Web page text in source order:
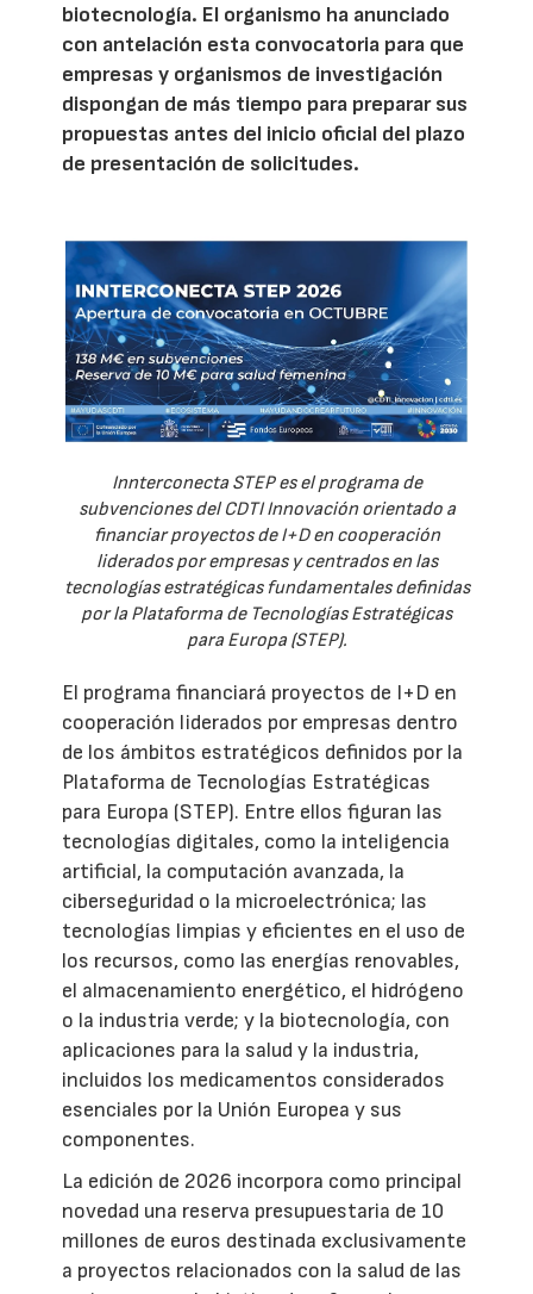
biotecnología. El organismo ha anunciado
con antelación esta convocatoria para que
empresas y organismos de investigación
dispongan de más tiempo para preparar sus
propuestas antes del inicio oficial del plazo
de presentación de solicitudes.
Innterconecta STEP es el programa de
subvenciones del CDTI Innovación orientado a
financiar proyectos de I+D en cooperación
liderados por empresas y centrados en las
tecnologías estratégicas fundamentales definidas
por la Plataforma de Tecnologías Estratégicas
para Europa (STEP).
El programa financiará proyectos de I+D en
cooperación liderados por empresas dentro
de los ámbitos estratégicos definidos por la
Plataforma de Tecnologías Estratégicas
para Europa (STEP). Entre ellos figuran las
tecnologías digitales, como la inteligencia
artificial, la computación avanzada, la
ciberseguridad o la microelectrónica; las
tecnologías limpias y eficientes en el uso de
los recursos, como las energías renovables,
el almacenamiento energético, el hidrógeno
o la industria verde; y la biotecnología, con
aplicaciones para la salud y la industria,
incluidos los medicamentos considerados
esenciales por la Unión Europea y sus
componentes.
La edición de 2026 incorpora como principal
novedad una reserva presupuestaria de 10
millones de euros destinada exclusivamente
a proyectos relacionados con la salud de las